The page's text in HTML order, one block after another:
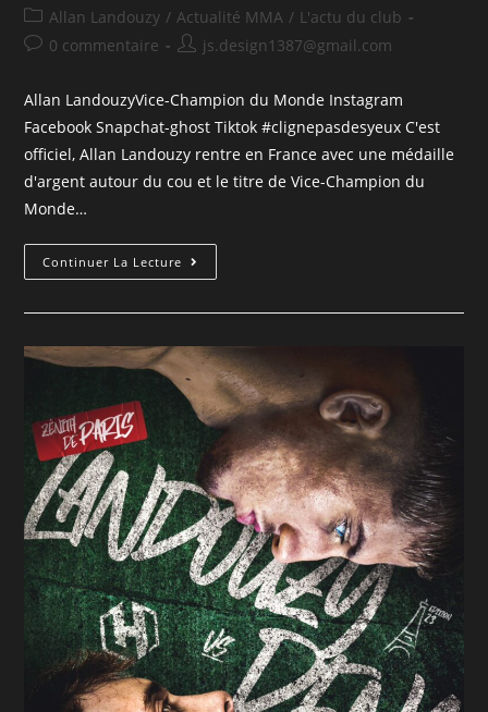
Allan Landouzy / Actualité MMA / L'actu du club
0 commentaire
js.design1387@gmail.com
Allan LandouzyVice-Champion du Monde Instagram
Facebook Snapchat-ghost Tiktok #clignepasdesyeux C'est
officiel, Allan Landouzy rentre en France avec une médaille
d'argent autour du cou et le titre de Vice-Champion du
Monde…
Continuer La Lecture